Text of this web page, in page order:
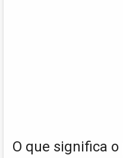
O que significa